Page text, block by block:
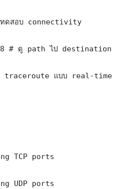
สอบ connectivity
# ดู path ไป destination
แบบ real-time
TCP ports
UDP ports